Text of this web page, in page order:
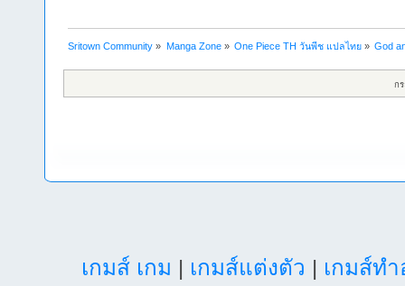
Sritown Community » Manga Zone» One Piece TH วันพีช แปลไทย» God
ก
เกมส์ เกม | เกมส์แต่งตัว | เกมส์ท